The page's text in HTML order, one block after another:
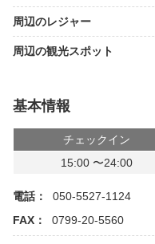
周辺のレジャー
周辺の観光スポット
基本情報
チェックイン
15:00 〜24:00
電話：
050-5527-1124
FAX：
0799-20-5560